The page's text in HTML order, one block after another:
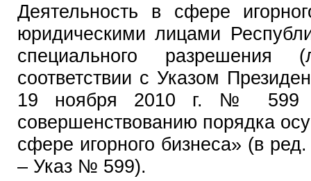
Деятельность в сфере
юридическими лицами
специального разрешения
соответствии с Указом
19 ноября 2010 г. № 599
совершенствованию порядка
сфере игорного бизнеса» (в
– Указ № 599).